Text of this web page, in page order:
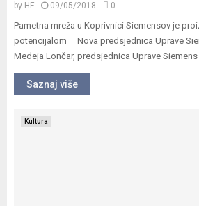
by HF 09/05/2018 0
Pametna mreža u Koprivnici Siemensov je
potencijalom Nova predsjednica Uprave
Medeja Lončar, predsjednica Uprave Siemens
Saznaj više
Kultura